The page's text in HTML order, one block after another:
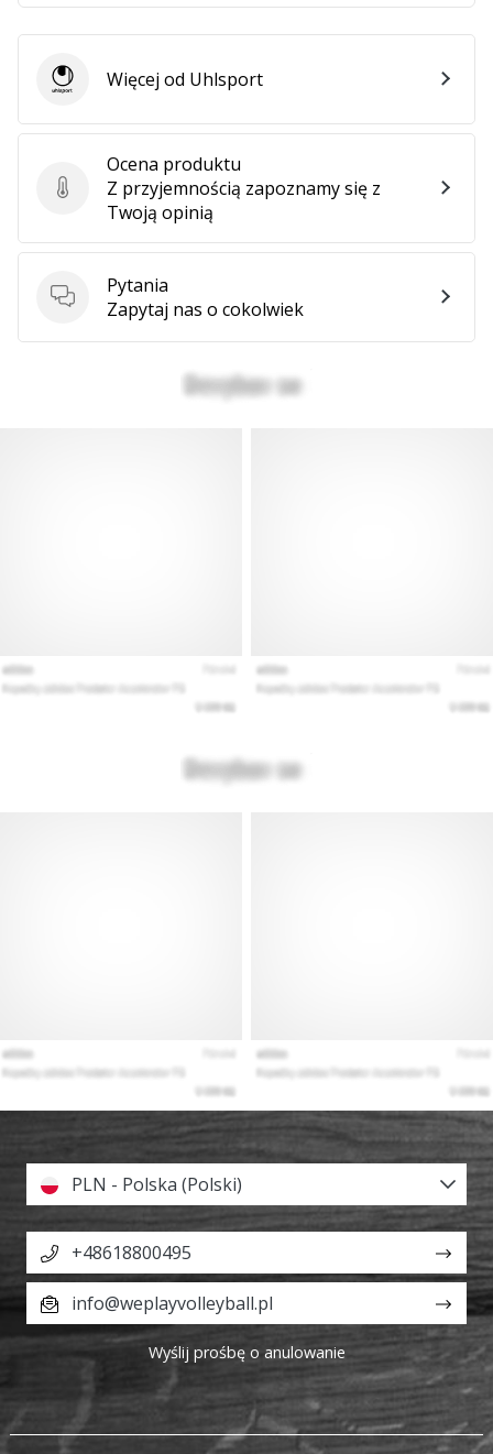
Ocena produktu
Ocena produktu
Z przyjemnością zapoznamy się z
Twoją opinią
Pytania
Pytania
Zapytaj nas o cokolwiek
UhlsportWięcej od Uhlsport
PLN - Polska (Polski)
+48618800495
info@weplayvolleyball.pl
Wyślij prośbę o anulowanie